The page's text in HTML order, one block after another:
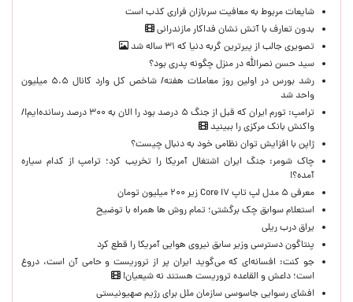
شایعات مربوط به معافیت سربازان فراری کذب است
بدون تعارف با آتش نشان فداکار مازندرانی
تصویری جالب از پیرترین گربه دنیا که ۳۱ ساله شد
سید حسن نصرالله در منزل چگونه پدری بود؟
رشد بورس در اولین روز معاملات هفته/ شاخص کل وارد کانال ۵.۵ میلیون
واحد شد
ترامپ: تورم ایران که قبل از جنگ ۵ درصد بود را الان به ۳۰۰ درصد رسانده‌ایم!/
واکنش بانک مرکزی را ببینید
ژاپن با افزایش توان نظامی خود به دنبال چیست؟
چاک شومر: جنگ ایران اشتغال آمریکا را تخریب کرد؛ ترامپ از کدام سیاره
آمده؟!
معرفی ۵ مدل لپ تاپ Core i۷ زیر ۲۰۰ میلیون تومان
استعلام سوابق چک برگشتی؛ تمام روش ها همراه با توضیح
یراق درب ریلی
پنتاگون دسترسی وزیر سابق نیروی هوایی آمریکا را قطع کرد
جو کنت: افسانه‌ای که می‌گوید ایران پر از تروریست و حامی آن است، دروغ
است؛ داعش و القاعده تروریست هستند نه شیعیان!
افشای رسوایی جاسوسی سازمان ملل برای رژیم صهیونیستی